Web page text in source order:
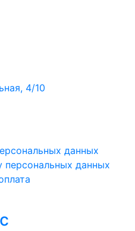
4/10
данных
персональных данных